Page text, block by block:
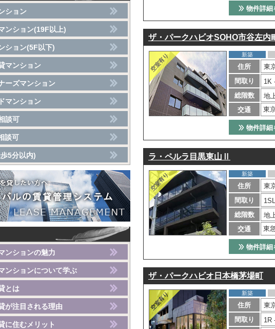
物件詳細
ザ・パークハビオSOHO市谷左内
新築
住所
東
間取り
1K
総階数
地
交通
東
物件詳細
ラ・ペルラ目黒東山Ⅱ
新築
住所
東
間取り
総階数
地
交通
東
物件詳細
ザ・パークハビオ日本橋茅場町
新築
住所
東
間取り
1R
ション
ンション(19F以上)
ション(5F以下)
マンション
ーズマンション
マンション
談可
談可
5分以内)
ンションの魅力
ンションについて学ぶ
とは
が注目される理由
に住むメリット